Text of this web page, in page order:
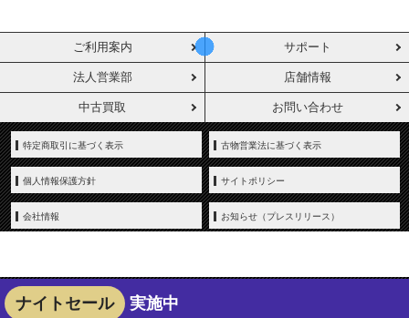
ご利用案内 サポート
法人営業部 店舗情報
中古買取 お問い合わせ
特定商取引に基づく表示 古物営業法に基づく表示
個人情報保護方針 サイトポリシー
会社情報 お知らせ（プレスリリース）
ナイトセール 実施中